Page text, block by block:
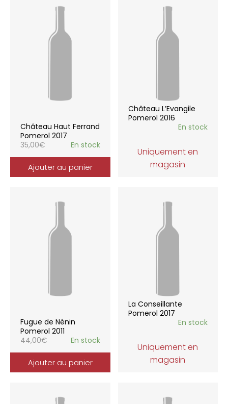
Château Haut Ferrand
Pomerol 2017
35,00€ En stock
Ajouter au panier
Château L’Evangile
Pomerol 2016
En stock
Uniquement en
magasin
Fugue de Nénin
Pomerol 2011
44,00€ En stock
Ajouter au panier
La Conseillante
Pomerol 2017
En stock
Uniquement en
magasin